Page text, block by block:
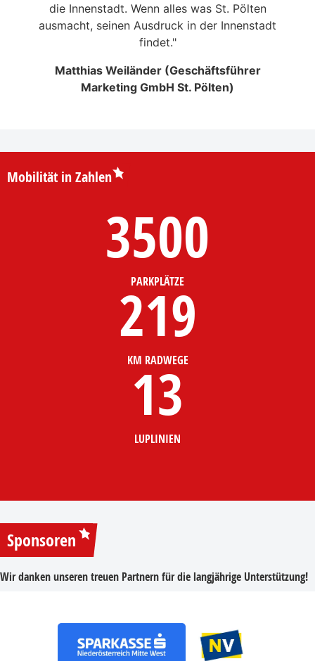
die Innenstadt. Wenn alles was St. Pölten
ausmacht, seinen Ausdruck in der Innenstadt
findet."
Matthias Weiländer (Geschäftsführer
Marketing GmbH St. Pölten)
Mobilität in Zahlen
3500
PARKPLÄTZE
219
KM RADWEGE
13
LUPLINIEN
Sponsoren
Wir danken unseren treuen Partnern für die langjährige Unterstützung!